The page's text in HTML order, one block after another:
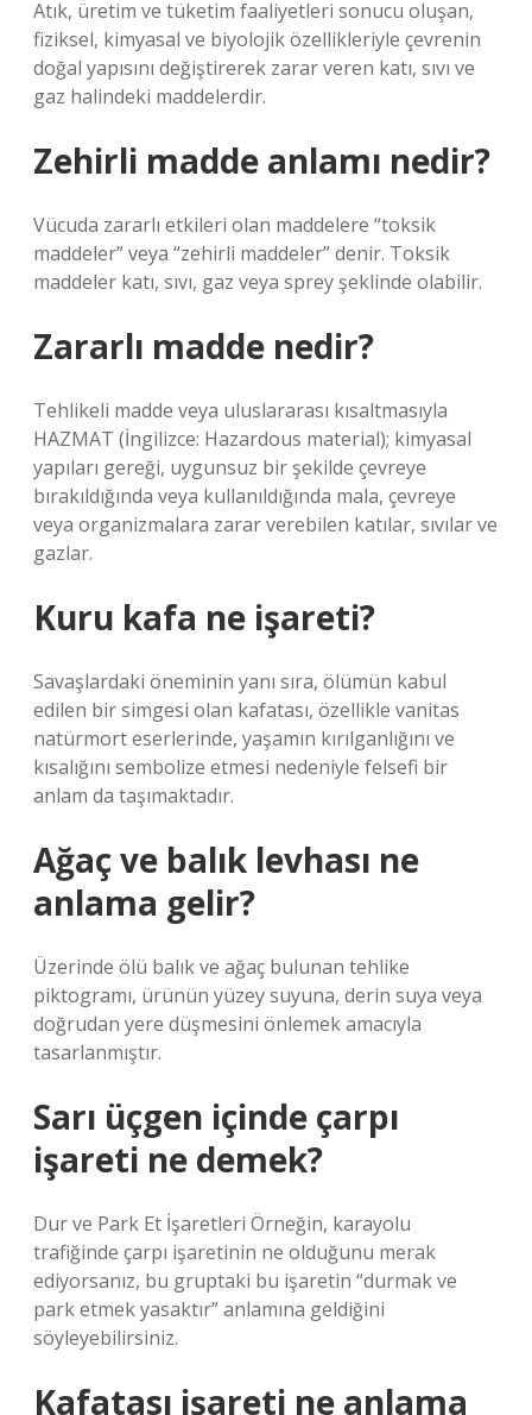
Atık, üretim ve tüketim faaliyetleri sonucu oluşan,
fiziksel, kimyasal ve biyolojik özellikleriyle çevrenin
doğal yapısını değiştirerek zarar veren katı, sıvı ve
gaz halindeki maddelerdir.
Zehirli madde anlamı nedir?
Vücuda zararlı etkileri olan maddelere “toksik
maddeler” veya “zehirli maddeler” denir. Toksik
maddeler katı, sıvı, gaz veya sprey şeklinde olabilir.
Zararlı madde nedir?
Tehlikeli madde veya uluslararası kısaltmasıyla
HAZMAT (İngilizce: Hazardous material); kimyasal
yapıları gereği, uygunsuz bir şekilde çevreye
bırakıldığında veya kullanıldığında mala, çevreye
veya organizmalara zarar verebilen katılar, sıvılar ve
gazlar.
Kuru kafa ne işareti?
Savaşlardaki öneminin yanı sıra, ölümün kabul
edilen bir simgesi olan kafatası, özellikle vanitas
natürmort eserlerinde, yaşamın kırılganlığını ve
kısalığını sembolize etmesi nedeniyle felsefi bir
anlam da taşımaktadır.
Ağaç ve balık levhası ne
anlama gelir?
Üzerinde ölü balık ve ağaç bulunan tehlike
piktogramı, ürünün yüzey suyuna, derin suya veya
doğrudan yere düşmesini önlemek amacıyla
tasarlanmıştır.
Sarı üçgen içinde çarpı
işareti ne demek?
Dur ve Park Et İşaretleri Örneğin, karayolu
trafiğinde çarpı işaretinin ne olduğunu merak
ediyorsanız, bu gruptaki bu işaretin “durmak ve
park etmek yasaktır” anlamına geldiğini
söyleyebilirsiniz.
Kafatası işareti ne anlama